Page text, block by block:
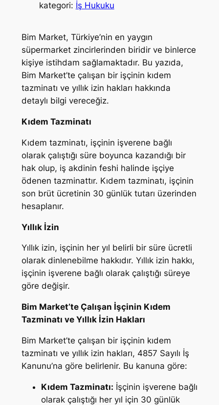
kategori: İş Hukuku
Bim Market, Türkiye’nin en yaygın
süpermarket zincirlerinden biridir ve binlerce
kişiye istihdam sağlamaktadır. Bu yazıda,
Bim Market’te çalışan bir işçinin kıdem
tazminatı ve yıllık izin hakları hakkında
detaylı bilgi vereceğiz.
Kıdem Tazminatı
Kıdem tazminatı, işçinin işverene bağlı
olarak çalıştığı süre boyunca kazandığı bir
hak olup, iş akdinin feshi halinde işçiye
ödenen tazminattır. Kıdem tazminatı, işçinin
son brüt ücretinin 30 günlük tutarı üzerinden
hesaplanır.
Yıllık İzin
Yıllık izin, işçinin her yıl belirli bir süre ücretli
olarak dinlenebilme hakkıdır. Yıllık izin hakkı,
işçinin işverene bağlı olarak çalıştığı süreye
göre değişir.
Bim Market’te Çalışan İşçinin Kıdem
Tazminatı ve Yıllık İzin Hakları
Bim Market’te çalışan bir işçinin kıdem
tazminatı ve yıllık izin hakları, 4857 Sayılı İş
Kanunu’na göre belirlenir. Bu kanuna göre:
Kıdem Tazminatı: İşçinin işverene bağlı
olarak çalıştığı her yıl için 30 günlük